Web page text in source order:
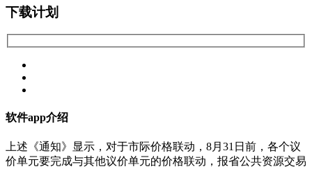
下载计划
软件app介绍
上述《通知》显示，对于市际价格联动，8月31日前，各个议
价单元要完成与其他议价单元的价格联动，报省公共资源交易